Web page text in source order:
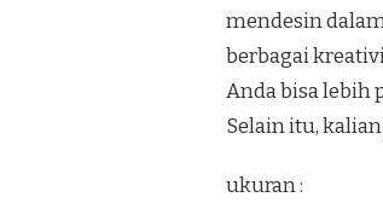
mendesin
berbagai
Anda bisa lebih
Selain itu,
ukuran :